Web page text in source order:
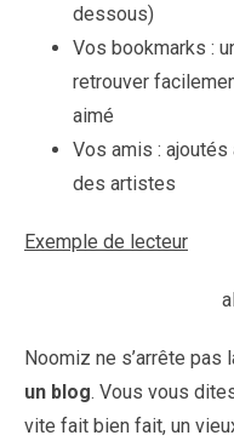
dessous)
Vos bookmarks :
retrouver
aimé
Vos amis :
des artistes
Exemple de lecteur
Noomiz ne s’arrête pas
un blog. Vous vous
vite fait bien fait, un